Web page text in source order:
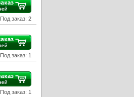
Под заказ: 2
Под заказ: 1
Под заказ: 1